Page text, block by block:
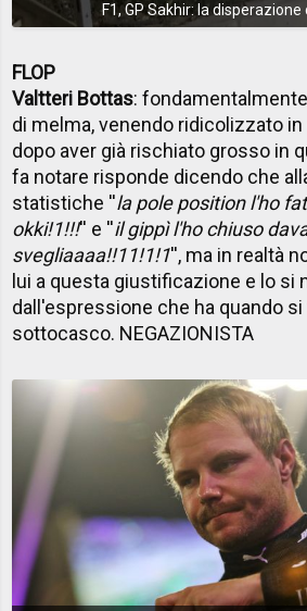
F1, GP Sakhir: la disperazione
FLOP
Valtteri Bottas:
di melma, venendo ridicolizzato in
dopo aver già rischiato grosso in
fa notare risponde dicendo che
statistiche ''la pole position l'ho
okki!1!!!'' e ''il gippì l'ho chiuso
svegliaaaa!!11!1!1'', ma in realtà
lui a questa giustificazione e lo si
dall'espressione che ha quando si
sottocasco. NEGAZIONISTA